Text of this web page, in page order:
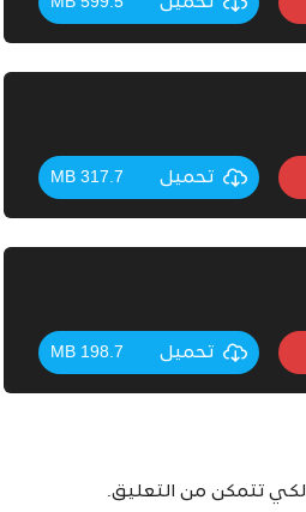
تحميل 317.7 MB
تحميل 198.7 MB
لكي تتمكن من التعليق.